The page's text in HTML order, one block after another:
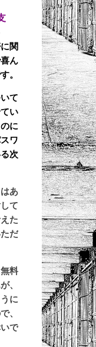
関
ん
。
て
い
に
ワ
次
あ
て
た
だ
料
、
に
、
で